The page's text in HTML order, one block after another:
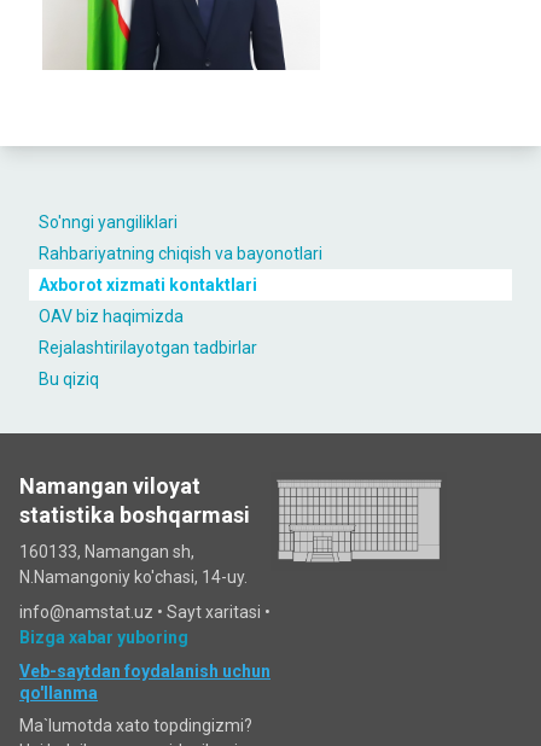
So'nngi yangiliklari
Rahbariyatning chiqish va bayonotlari
Axborot xizmati kontaktlari
OAV biz haqimizda
Rejalashtirilayotgan tadbirlar
Bu qiziq
Namangan viloyat
statistika boshqarmasi
160133, Namangan sh,
N.Namangoniy ko'chasi, 14-uy.
info@namstat.uz • Sayt xaritasi •
Bizga xabar yuboring
Veb-saytdan foydalanish uchun
qo'llanma
Ma`lumotda xato topdingizmi?